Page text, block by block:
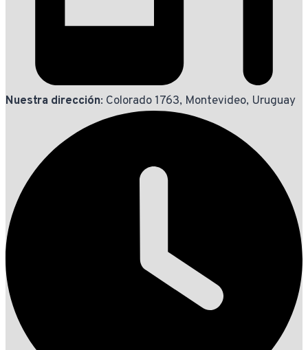
Nuestra dirección: Colorado 1763, Montevideo, Uruguay